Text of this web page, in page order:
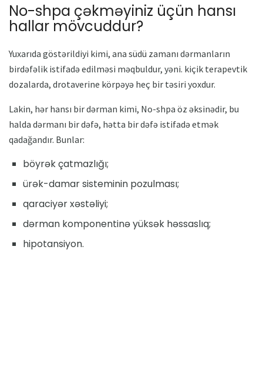
No-shpa çəkməyiniz üçün hansı
hallar mövcuddur?
Yuxarıda göstərildiyi kimi, ana südü zamanı dərmanların
birdəfəlik istifadə edilməsi məqbuldur, yəni. kiçik terapevtik
dozalarda, drotaverine körpəyə heç bir təsiri yoxdur.
Lakin, hər hansı bir dərman kimi, No-shpa öz əksinədir, bu
halda dərmanı bir dəfə, hətta bir dəfə istifadə etmək
qadağandır. Bunlar:
böyrək çatmazlığı;
ürək-damar sisteminin pozulması;
qaraciyər xəstəliyi;
dərman komponentinə yüksək həssaslıq;
hipotansiyon.